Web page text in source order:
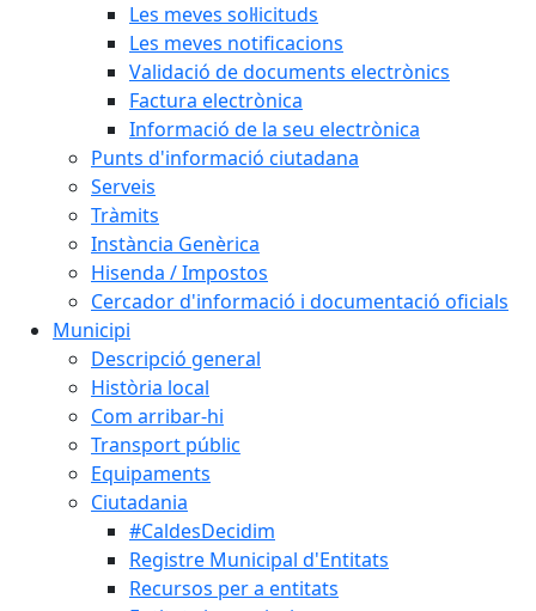
Les meves sol·licituds
Les meves notificacions
Validació de documents electrònics
Factura electrònica
Informació de la seu electrònica
Punts d'informació ciutadana
Serveis
Tràmits
Instància Genèrica
Hisenda / Impostos
Cercador d'informació i documentació oficials
Municipi
Descripció general
Història local
Com arribar-hi
Transport públic
Equipaments
Ciutadania
#CaldesDecidim
Registre Municipal d'Entitats
Recursos per a entitats